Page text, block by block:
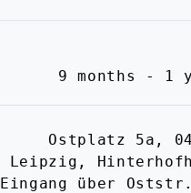
9 months - 1
Ostplatz 5a,
Leipzig,
Eingang über